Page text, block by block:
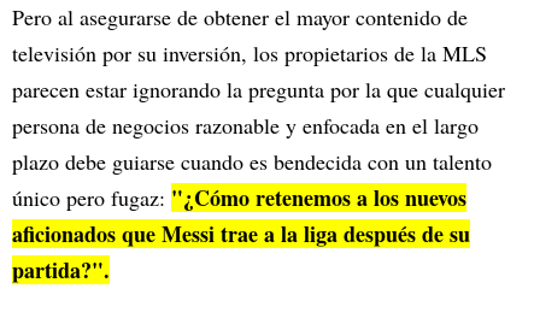
Pero al asegurarse de obtener el mayor contenido de
televisión por su inversión, los propietarios de la MLS
parecen estar ignorando la pregunta por la que cualquier
persona de negocios razonable y enfocada en el largo
plazo debe guiarse cuando es bendecida con un talento
único pero fugaz: "¿Cómo retenemos a los nuevos
aficionados que Messi trae a la liga después de su
partida?".